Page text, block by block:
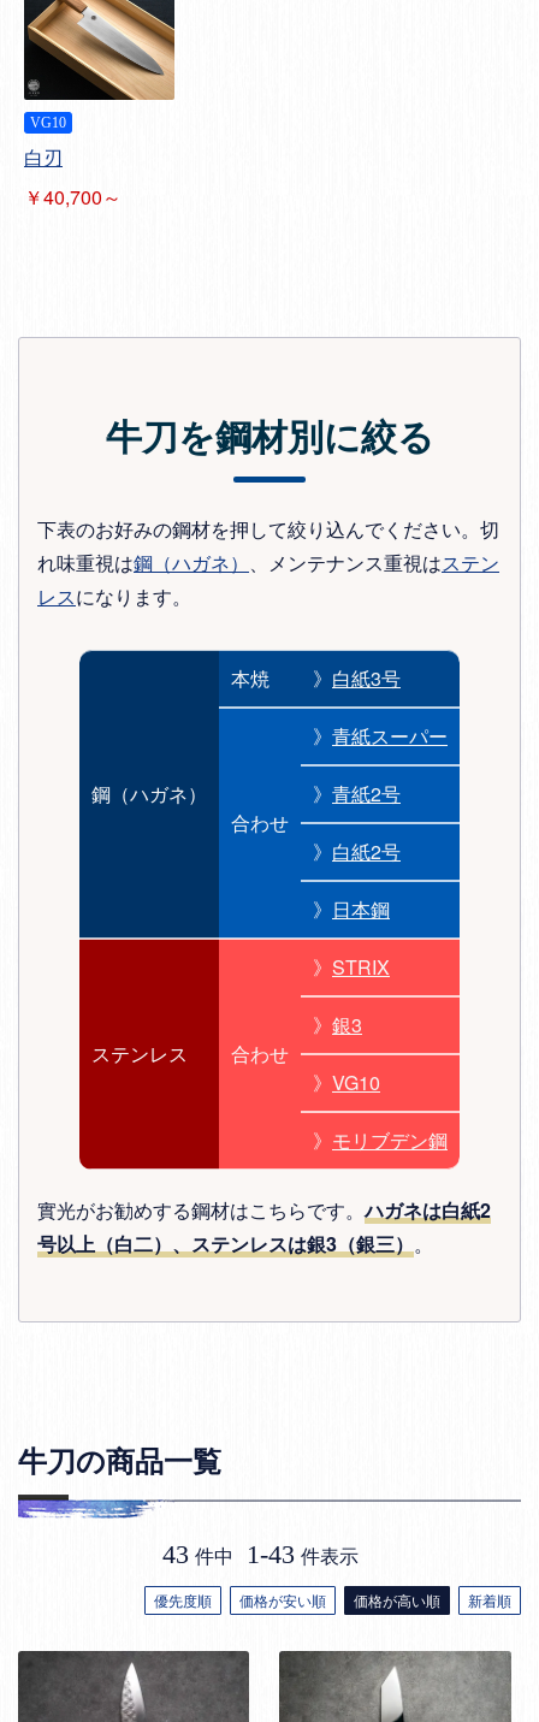
VG10
白刃
￥40,700～
牛刀を鋼材別に絞る
下表のお好みの鋼材を押して絞り込んでください。切
れ味重視は鋼（ハガネ） 、メンテナンス重視はステン
レスになります。
鋼（ハガネ）
本焼 》 白紙3号
合わせ
》 青紙スーパー
》 青紙2号
》 白紙2号
》 日本鋼
ステンレス 合わせ
》 STRIX
》 銀3
》 VG10
》 モリブデン鋼
實光がお勧めする鋼材はこちらです。ハガネは白紙2
号以上（白二）、ステンレスは銀3（銀三） 。
牛刀の商品一覧
優先度順 価格が安い順 価格が高い順 新着順
43 件中 1-43 件表示